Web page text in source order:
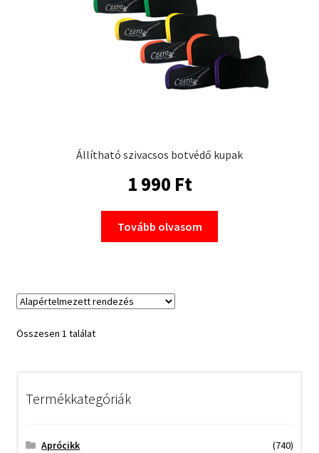
Állítható szivacsos botvédő kupak
1 990 Ft
Tovább olvasom
Összesen 1 találat
Termékkategóriák
Aprócikk
(740)